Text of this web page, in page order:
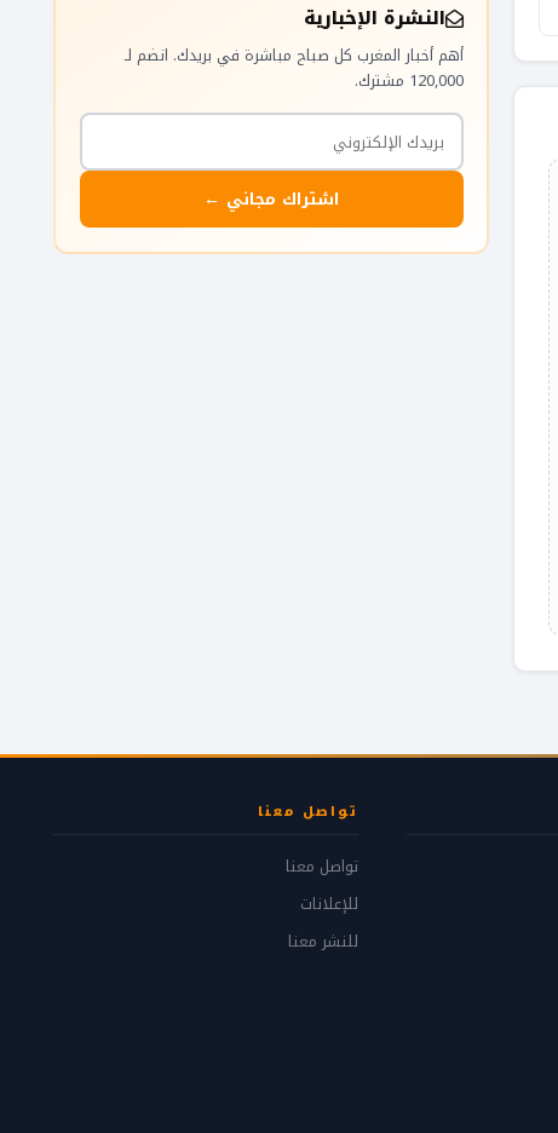
النشرة الإخبارية
أهم أخبار المغرب كل صباح مباشرة في بريدك. انضم لـ
120,000 مشترك.
اشتراك مجاني ←
تواصل معنا
تواصل معنا
للإعلانات
للنشر معنا